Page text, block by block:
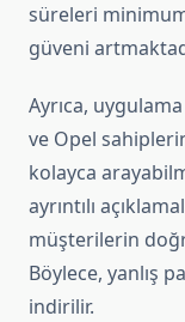
süreleri
güveni
Ayrıca,
ve Opel
kolayca
ayrıntılı
müşterilerin
Böylece, yanlış
indirilir.